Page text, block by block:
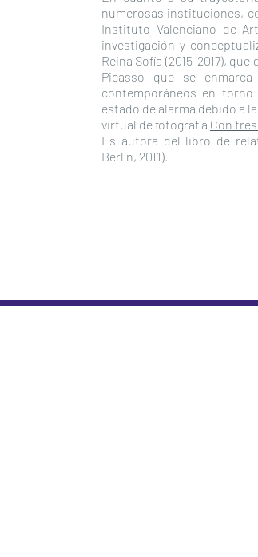
numerosas instituciones,
Instituto Valenciano de
investigación y
Reina Sofía (2015-2017),
Picasso que se
contemporáneos en
estado de alarma debido a
virtual de fotografía Con
Es autora del libro de
Berlín, 2011).